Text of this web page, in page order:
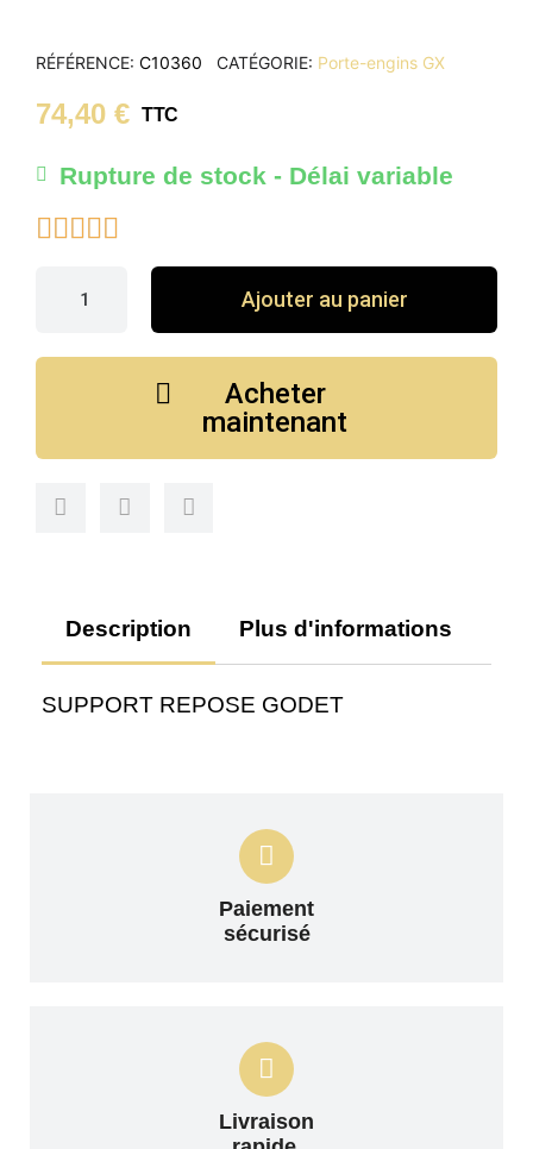
RÉFÉRENCE C10360 CATÉGORIE Porte-engins GX
74,40 € TTC
Rupture de stock - Délai variable

Ajouter au panier
Acheter
maintenant
Description Plus d'informations
SUPPORT REPOSE GODET
Paiement
sécurisé
Livraison